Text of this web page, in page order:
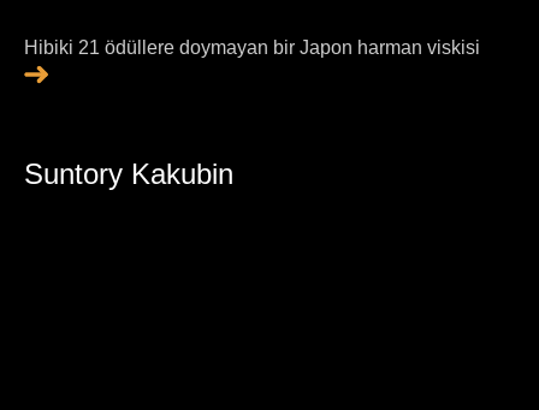
Hibiki 21 ödüllere doymayan bir Japon harman viskisi
Suntory Kakubin